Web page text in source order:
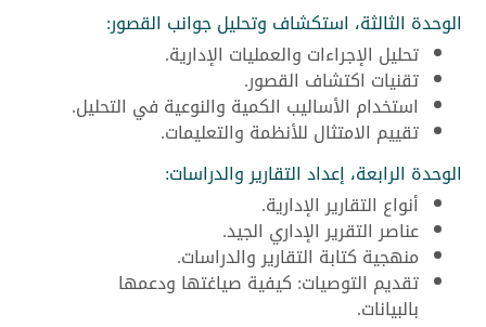
الوحدة الثالثة، استكشاف وتحليل جوانب القصور:
تحليل الإجراءات والعمليات الإدارية.
تقنيات اكتشاف القصور.
استخدام الأساليب الكمية والنوعية في التحليل.
تقييم الامتثال للأنظمة والتعليمات.
الوحدة الرابعة، إعداد التقارير والدراسات:
أنواع التقارير الإدارية.
عناصر التقرير الإداري الجيد.
منهجية كتابة التقارير والدراسات.
تقديم التوصيات: كيفية صياغتها ودعمها
بالبيانات.